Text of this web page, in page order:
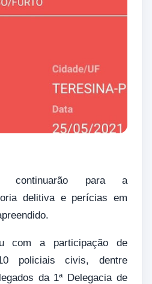
continuarão para a
delitiva e perícias em
com a participação de
10 policiais civis, dentre
da 1ª Delegacia de